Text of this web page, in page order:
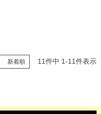
新着順 11件中 1-11件表示